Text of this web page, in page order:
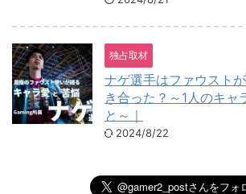
独占取材
ナゲ選手はファウスト
き合った？～1人のキャ
と～｜
2024/8/22